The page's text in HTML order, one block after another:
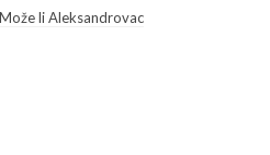
li Aleksandrovac